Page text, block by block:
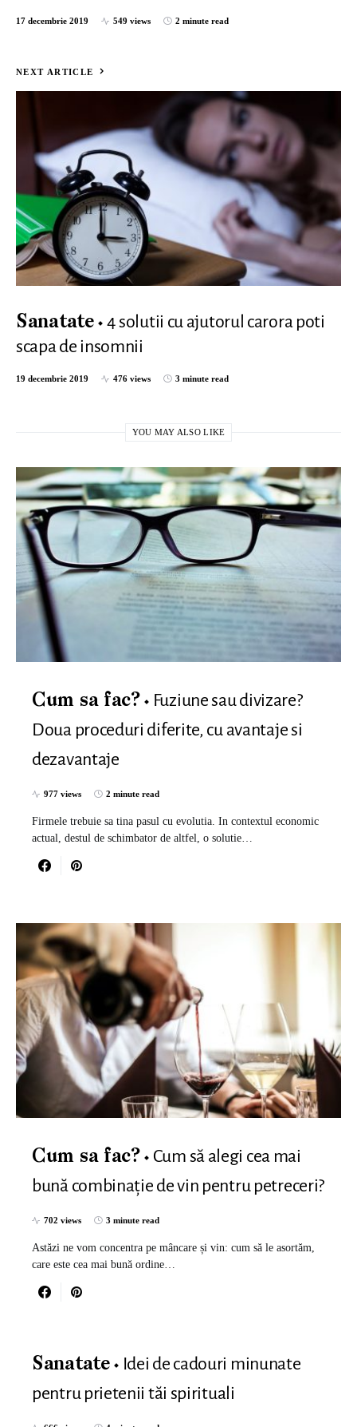
17 decembrie 2019 549 views 2 minute read
NEXT ARTICLE
Sanatate
4 solutii cu ajutorul carora poti
scapa de insomnii
19 decembrie 2019 476 views 3 minute read
YOU MAY ALSO LIKE
Cum sa fac?
Fuziune sau divizare?
Doua proceduri diferite, cu avantaje si
dezavantaje
977 views 2 minute read
Firmele trebuie sa tina pasul cu evolutia. In contextul economic
actual, destul de schimbator de altfel, o solutie…
Cum sa fac?
Cum să alegi cea mai
bună combinație de vin pentru petreceri?
702 views 3 minute read
Astăzi ne vom concentra pe mâncare și vin: cum să le asortăm,
care este cea mai bună ordine…
Sanatate
Idei de cadouri minunate
pentru prietenii tăi spirituali